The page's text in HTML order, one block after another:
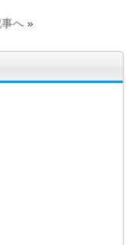
へ »